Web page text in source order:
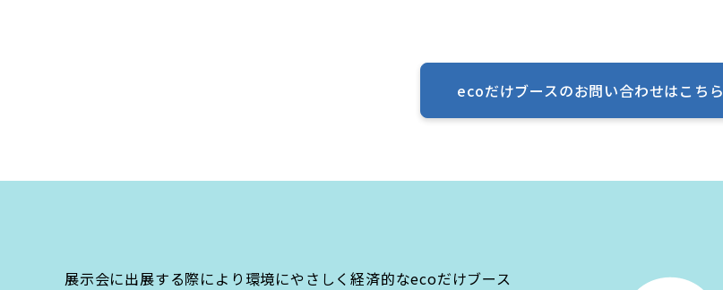
ecoだけブースのお問い合わせはこちら
展示会に出展する際により環境にやさしく経済的なecoだけブース